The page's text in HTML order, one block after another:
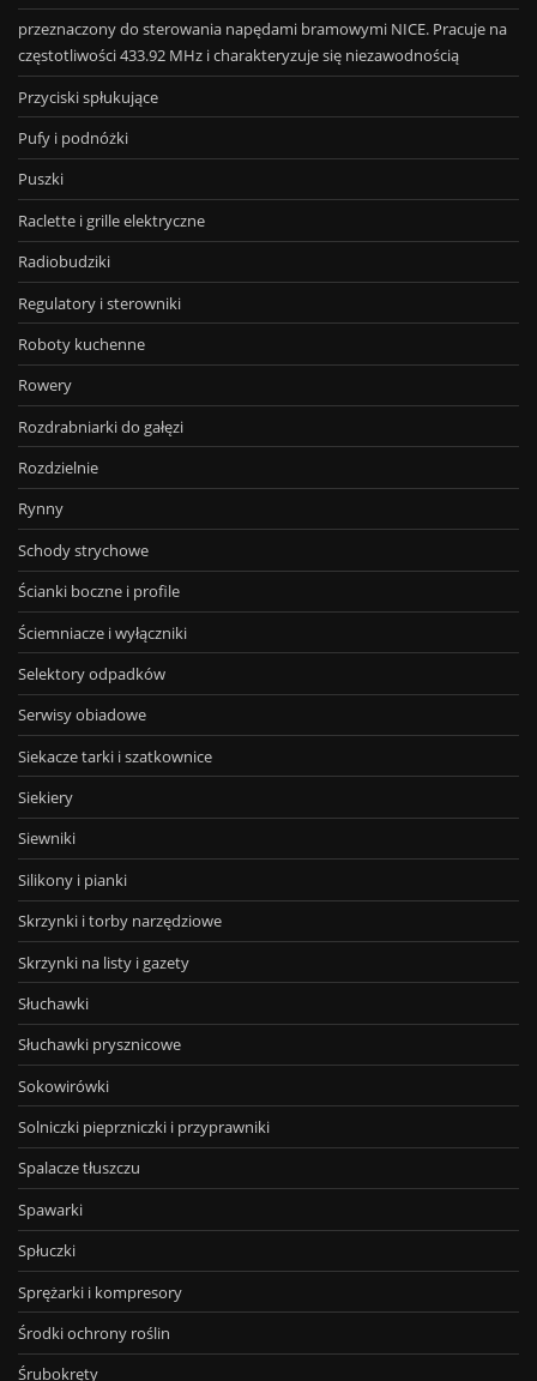
przeznaczony do sterowania napędami bramowymi NICE. Pracuje na
częstotliwości 433.92 MHz i charakteryzuje się niezawodnością
Przyciski spłukujące
Pufy i podnóżki
Puszki
Raclette i grille elektryczne
Radiobudziki
Regulatory i sterowniki
Roboty kuchenne
Rowery
Rozdrabniarki do gałęzi
Rozdzielnie
Rynny
Schody strychowe
Ścianki boczne i profile
Ściemniacze i wyłączniki
Selektory odpadków
Serwisy obiadowe
Siekacze tarki i szatkownice
Siekiery
Siewniki
Silikony i pianki
Skrzynki i torby narzędziowe
Skrzynki na listy i gazety
Słuchawki
Słuchawki prysznicowe
Sokowirówki
Solniczki pieprzniczki i przyprawniki
Spalacze tłuszczu
Spawarki
Spłuczki
Sprężarki i kompresory
Środki ochrony roślin
Śrubokręty